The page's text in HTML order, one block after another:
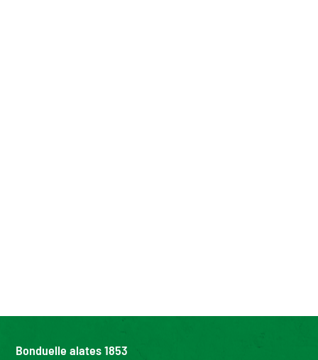
Bonduelle alates 1853